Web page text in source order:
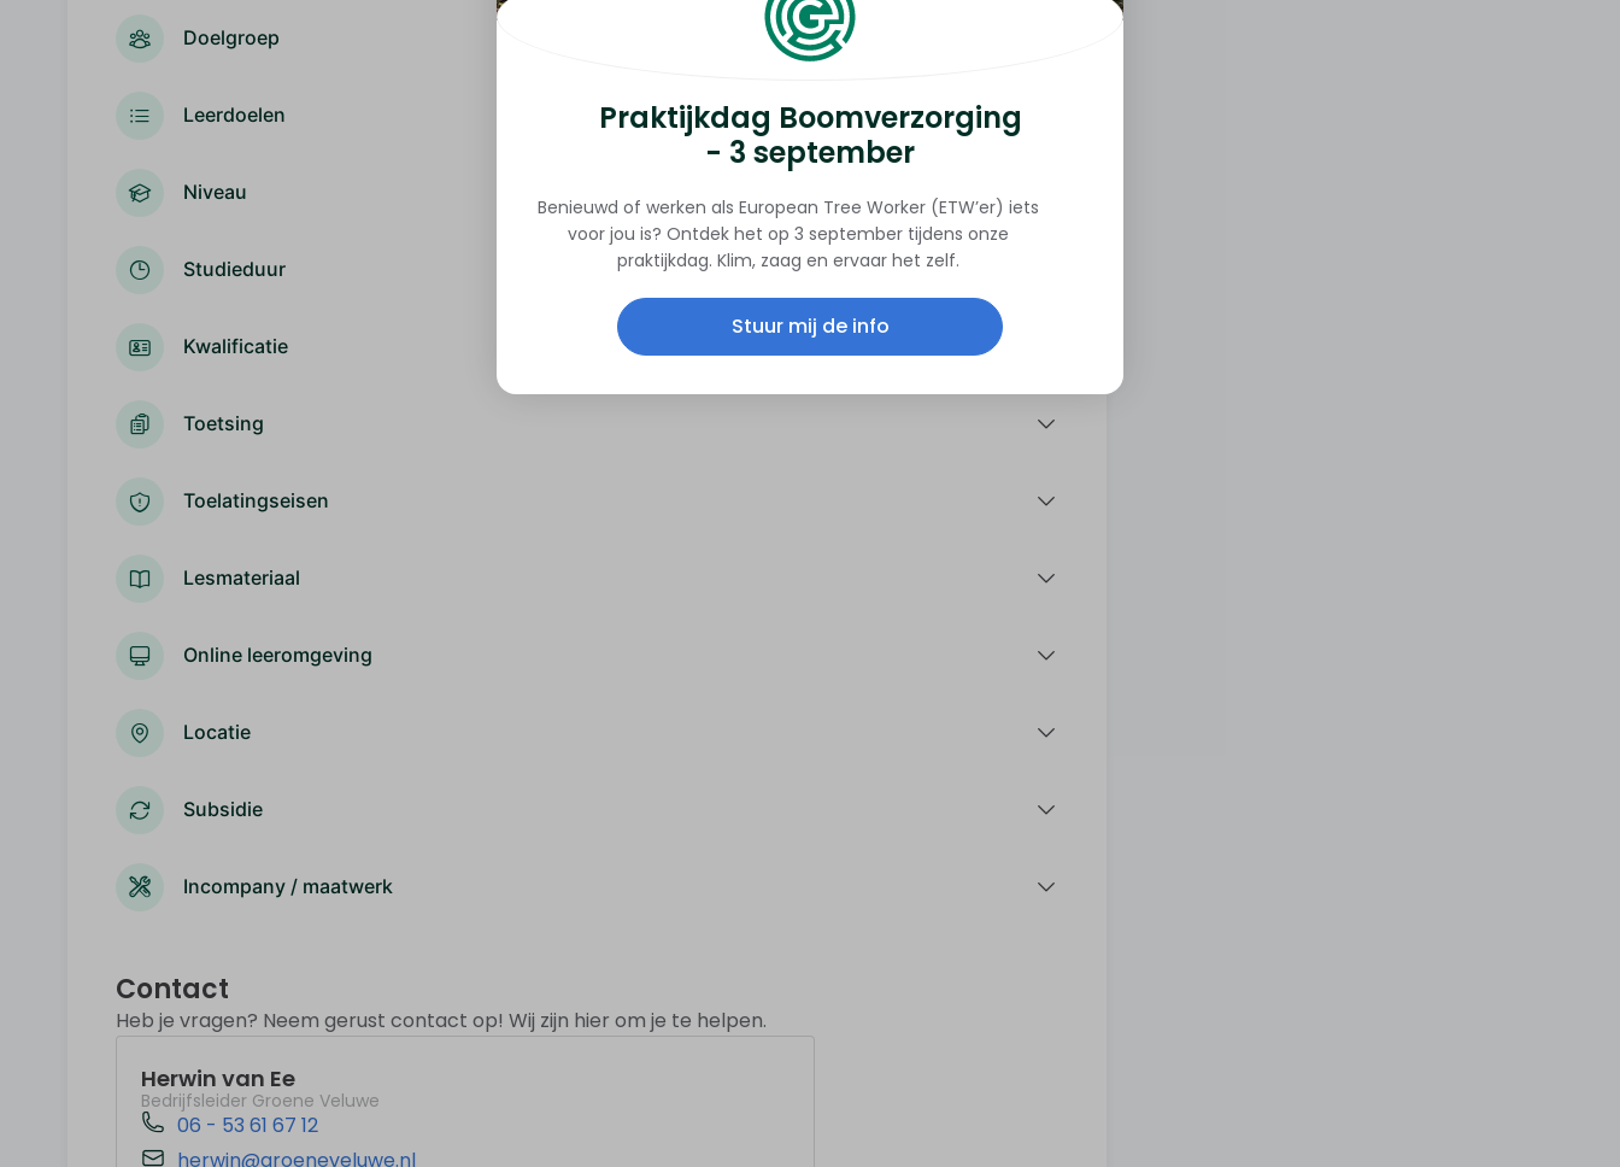
Doelgroep
Leerdoelen
Niveau
Studieduur
Kwalificatie
Toetsing
Toelatingseisen
Lesmateriaal
Online leeromgeving
Locatie
Subsidie
Incompany / maatwerk
Contact
Heb je vragen? Neem gerust contact op! Wij zijn hier om je te helpen.
Herwin van Ee
Bedrijfsleider Groene Veluwe
06 - 53 61 67 12
herwin@groeneveluwe.nl
Praktijkdag Boomverzorging
- 3 september
Benieuwd of werken als European Tree Worker (ETW’er) iets
voor jou is? Ontdek het op 3 september tijdens onze
praktijkdag. Klim, zaag en ervaar het zelf.
Stuur mij de info